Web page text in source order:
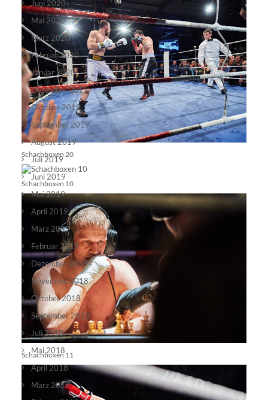
Schachboxen 20
Schachboxen 10
Schachboxen 11
Juni 2020
Mai 2020
März 2020
Februar 2020
Januar 2020
Dezember 2019
Oktober 2019
September 2019
August 2019
Juli 2019
Juni 2019
Mai 2019
April 2019
März 2019
Februar 2019
Dezember 2018
November 2018
Oktober 2018
September 2018
Juli 2018
Mai 2018
April 2018
März 2018